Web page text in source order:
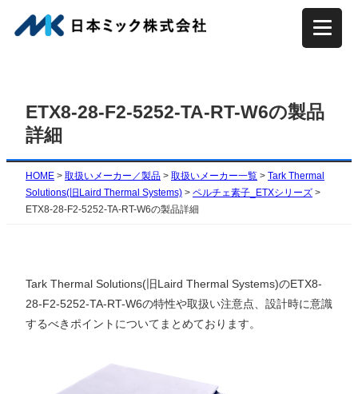
容
ETX8-28-F2-5252-TA-RT-W6の製品
詳細
HOME > 取扱いメーカー／製品 > 取扱いメーカー一覧 > Tark Thermal
Solutions(旧Laird Thermal Systems) > ペルチェ素子_ETXシリーズ >
ETX8-28-F2-5252-TA-RT-W6の製品詳細
Tark Thermal Solutions(旧Laird Thermal Systems)のETX8-
28-F2-5252-TA-RT-W6の特性や取扱い注意点、設計時に意識
するべきポイントについてまとめております。